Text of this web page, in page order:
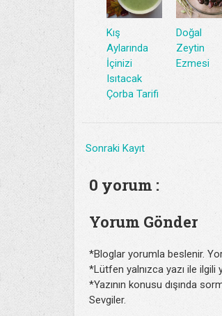
Kış
Aylarında
İçinizi
Isıtacak
Çorba Tarifi
Doğal
Zeytin
Ezmesi
Sonraki Kayıt
0 yorum :
Yorum Gönder
*Bloglar yorumla beslenir.
*Lütfen yalnızca yazı ile ilgili
*Yazının konusu dışında
Sevgiler.